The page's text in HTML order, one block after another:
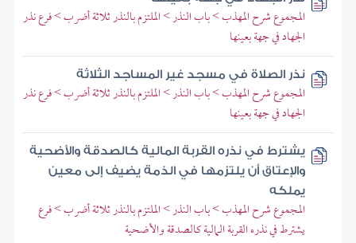
المجموع شرح المهذب > باب النذر > الملتزم بالنذر ثلاثة أضرب > فرع نذر
الجهاد في جهة بعينها
نذر الصلاة في مسجد غير المساجد الثلاثة
المجموع شرح المهذب > باب النذر > الملتزم بالنذر ثلاثة أضرب > فرع نذر
الجهاد في جهة بعينها
يشترط في نذره القربة المالية كالصدقة والأضحية
والإعتاق أن يلتزمها في الذمة يضيف إلى معين
يملكه
المجموع شرح المهذب > باب النذر > الملتزم بالنذر ثلاثة أضرب > فرع
يشترط في نذره القربة المالية كالصدقة والأضحية